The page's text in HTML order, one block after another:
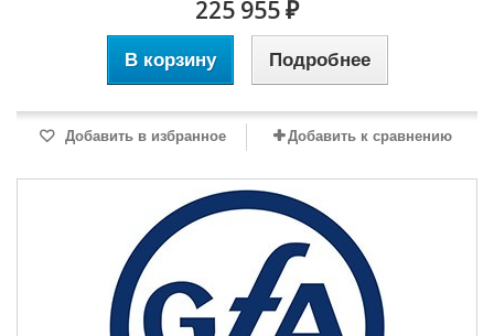
225 955 ₽
В корзину Подробнее
Добавить в избранное Добавить к сравнению